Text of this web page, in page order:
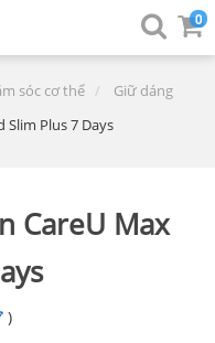
0
sóc cơ thể
Giữ dáng
Slim Plus 7 Days
CareU Max
)